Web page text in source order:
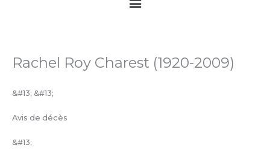
Rachel Roy Charest (1920-2009)
&#13; &#13;
Avis de décès
&#13;